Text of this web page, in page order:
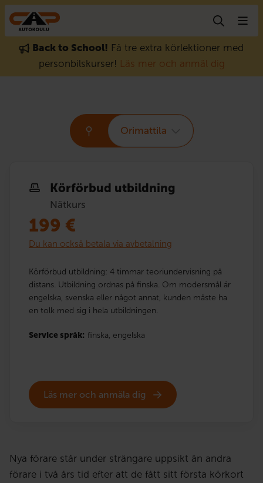
Gå till innehåll
Back to School! Få tre extra körlektioner med
personbilskurser! Läs mer och anmäl dig
Orimattila
Körförbud utbildning
Nätkurs
199 €
Du kan också betala via avbetalning
Körförbud utbildning: 4 timmar teoriundervisning på
distans. Utbildning ordnas på finska. Om modersmål är
engelska, svenska eller något annat, kunden måste ha
en tolk med sig i hela utbildningen.
Service språk: finska, engelska
Läs mer och anmäla dig
Nya förare står under strängare uppsikt än andra
förare i två års tid efter att de fått sitt första körkort